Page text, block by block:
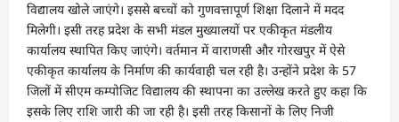
विद्यालय खोले जाएंगे। इससे बच्चों को गुणवत्तापूर्ण शिक्षा दिलाने में मदद
मिलेगी। इसी तरह प्रदेश के सभी मंडल मुख्यालयों पर एकीकृत मंडलीय
कार्यालय स्थापित किए जाएंगे। वर्तमान में वाराणसी और गोरखपुर में ऐसे
एकीकृत कार्यालय के निर्माण की कार्यवाही चल रही है। उन्होंने प्रदेश के 57
जिलों में सीएम कम्पोजिट विद्यालय की स्थापना का उल्लेख करते हुए कहा कि
इसके लिए राशि जारी की जा रही है। इसी तरह किसानों के लिए निजी